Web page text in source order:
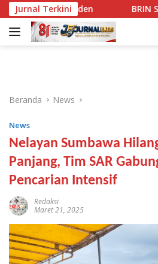
Langsung
ke
konten
Jurnal Terkini
Presiden BRIN Siapkan
Beranda News
News
Nelayan Sumbawa
Panjang, Tim SAR
Pencarian Intensif
Redaksi
Maret 21, 2025